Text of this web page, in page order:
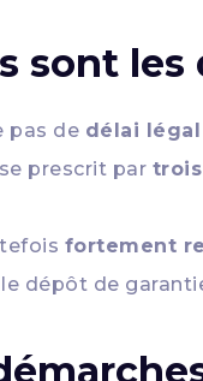
sont les
pas de délai
prescrit par
fortement
dépôt de